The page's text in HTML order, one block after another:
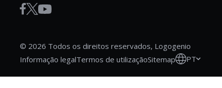
© 2026 Todos os direitos reservados, Logogenio
Informação legalTermos de utilizaçãoSitemap PT